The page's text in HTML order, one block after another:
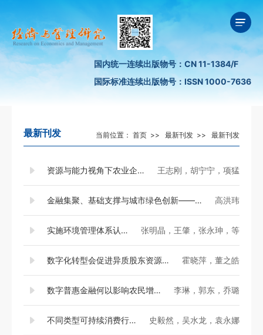
国内统一连续出版物号：CN 11-1384/F
国际标准连续出版物号：ISSN 1000-7636
当前位置： 首页 >> 最新刊发 >> 最新刊发
最新刊发
王志刚，胡宁宁，项猛
资源与能力视角下农业企业数字化转型研究——基于110家农业企业数字化转型的经验分析
高洪玮
金融集聚、基础支撑与城市绿色创新——来自长江经济带的经验证据
张明晶，王肇，张永珅，等
实施环境管理体系认证对企业成本粘性的影响
霍晓萍，董之皓
数字化转型会促进异质股东资源协同吗？
李琳，郭东，乔璐
数字普惠金融何以影响农民增收？——理论机制与县域证据
史毅然，吴水龙，袁永娜
不同类型可持续消费行为对消费者幸福感的影响机理研究